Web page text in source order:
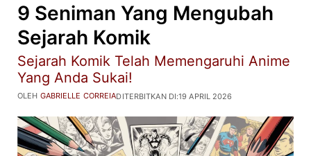
9 Seniman Yang Mengubah
Sejarah Komik
Sejarah Komik Telah Memengaruhi Anime
Yang Anda Sukai!
DITERBITKAN DI:19 APRIL 2026
OLEH GABRIELLE CORREIA